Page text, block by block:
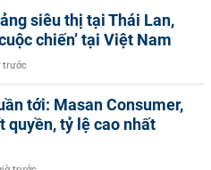
siêu thị tại Thái Lan,
chiến’ tại Việt Nam
trước
tới: Masan Consumer,
quyền, tỷ lệ cao nhất